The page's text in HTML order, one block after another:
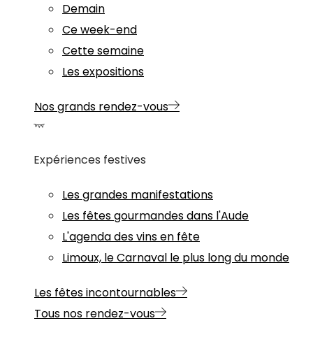
Demain
Ce week-end
Cette semaine
Les expositions
Nos grands rendez-vous
Expériences festives
Les grandes manifestations
Les fêtes gourmandes dans l'Aude
L'agenda des vins en fête
Limoux, le Carnaval le plus long du monde
Les fêtes incontournables
Tous nos rendez-vous